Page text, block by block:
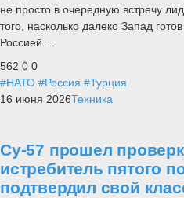
не просто в очередную встречу
того, насколько далеко Запад
Россией....
562 0 0
#НАТО #Россия #Турция
16 июня 2026Техника
Су-57 прошел
истребитель пятого
подтвердил свой